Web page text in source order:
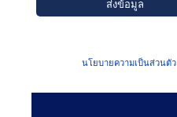
นโยบายความเป็นส่วนตัว